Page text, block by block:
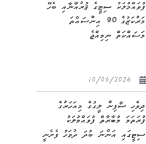
ފުވައްމުލަކު ސިޓީގެ ޤުރުއާނާއި ބެހޭ
މަރުކަޒުގެ 90 އިންސައްތަ
މަސައްކަތް ނިމިއްޖެ
ދިވެހި ސާފިން ލީގުގެ މިއަހަރުގެ
ފުރަތަމަ މުބާރާތް ފުވައްމުލަކު
ސިޓީގައި އަންނަ ބުދަ ދުވަހު ފެށެނީ